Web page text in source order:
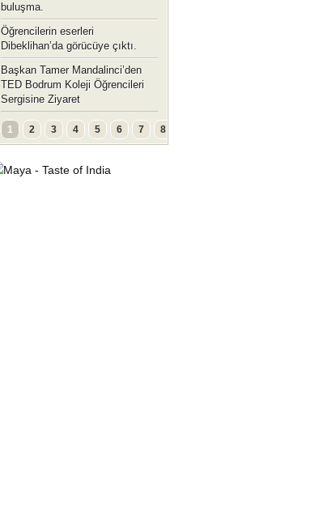
buluşma.
Öğrencilerin eserleri
Dibeklihan’da görücüye çıktı.
Başkan Tamer Mandalinci’den
TED Bodrum Koleji Öğrencileri
Sergisine Ziyaret
1 2 3 4 5 6 7 8